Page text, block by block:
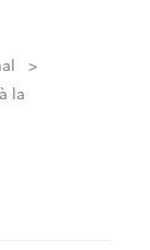
la